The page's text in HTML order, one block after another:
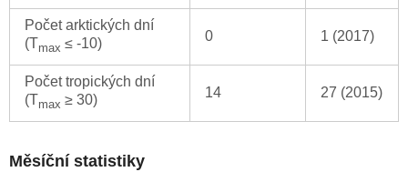
Počet arktických dní
(Tmax ≤ -10) 0 1 (2017)
Počet tropických dní
(Tmax ≥ 30) 14 27 (2015)
Měsíční statistiky